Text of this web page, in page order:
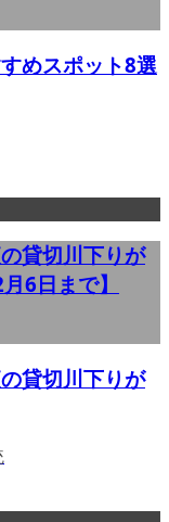
めスポット8選
貸切川下りが
6日まで】
貸切川下りが